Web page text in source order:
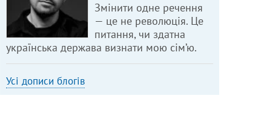
Змінити одне речення
— це не революція. Це
питання, чи здатна
українська держава визнати мою сім’ю.
Усі дописи блогів